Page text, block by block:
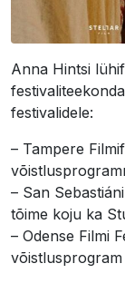
Anna Hintsi
festivalidele:
– Tampere
– San
tõime koju ka
– Odense Filmi
võistlusprogram